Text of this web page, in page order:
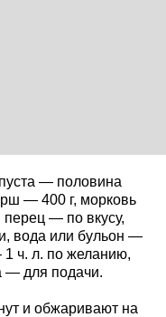
— половина
— 400 г, морковь
— по вкусу,
вода или бульон —
1 ч. л. по желанию,
— для подачи.
и обжаривают на